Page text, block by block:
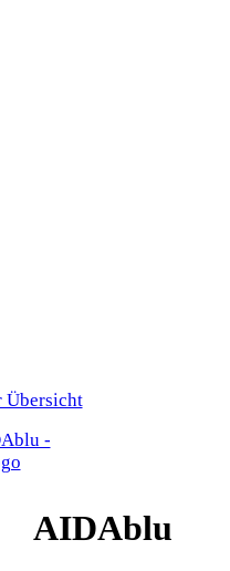
Übersicht
AIDAblu